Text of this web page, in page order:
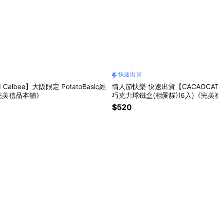
Calbee】大阪限定 PotatoBasic經
禮品本舖》
快速出貨
情人節快樂 快速出貨【
巧克力球鐵盒(相愛貓)(6入)《完美
$520